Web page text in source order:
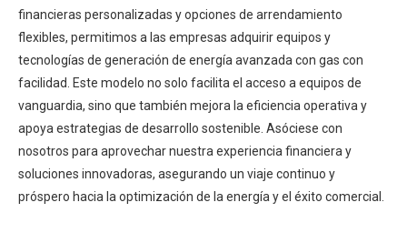
financieras personalizadas y opciones de arrendamiento
flexibles, permitimos a las empresas adquirir equipos y
tecnologías de generación de energía avanzada con gas con
facilidad. Este modelo no solo facilita el acceso a equipos de
vanguardia, sino que también mejora la eficiencia operativa y
apoya estrategias de desarrollo sostenible. Asóciese con
nosotros para aprovechar nuestra experiencia financiera y
soluciones innovadoras, asegurando un viaje continuo y
próspero hacia la optimización de la energía y el éxito comercial.